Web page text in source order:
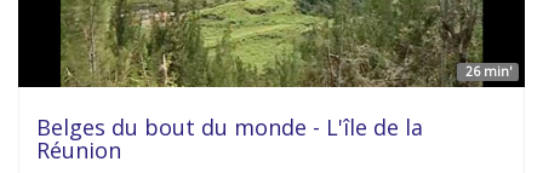
26 min'
Belges du bout du monde - L'île de la
Réunion